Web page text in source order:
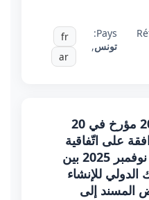
Pays:
تونس,
fr
ar
قانـون عدد 14 لسنة 2026 مؤرخ في 20
بالموافقة على اتّفاقية
الضمان المبرمة بتاريخ 3 نوفمبر 2025 بين
الدولي للإنشاء
المسند إلى